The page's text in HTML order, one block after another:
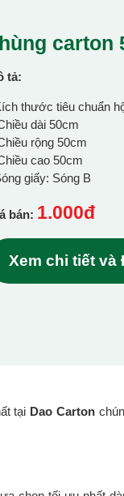
carton
tả:
thước tiêu chuẩn
dài 50cm
rộng 50cm
cao 50cm
giấy: Sóng B
bán: 1.000đ
Xem chi tiết và
tại Dao Carton